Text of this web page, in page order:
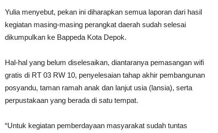
Yulia menyebut, pekan ini diharapkan semua laporan dari hasil
kegiatan masing-masing perangkat daerah sudah selesai
dikumpulkan ke Bappeda Kota Depok.
Hal-hal yang belum diselesaikan, diantaranya pemasangan wifi
gratis di RT 03 RW 10, penyelesaian tahap akhir pembangunan
posyandu, taman ramah anak dan lanjut usia (lansia), serta
perpustakaan yang berada di satu tempat.
“Untuk kegiatan pemberdayaan masyarakat sudah tuntas